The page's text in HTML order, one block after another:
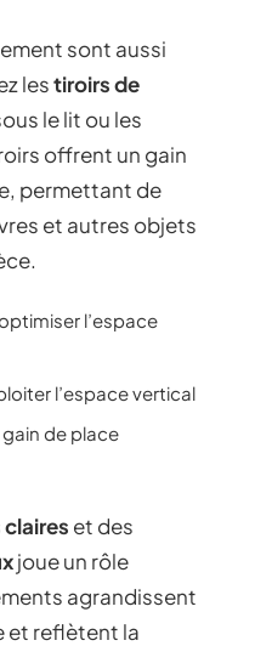
sont aussi
lestiroirs de
le lit ou les
offrent un gain
permettant de
et autres objets
l’espace
l’espace vertical
de place
et des
joue un rôle
agrandissent
et reflètent la